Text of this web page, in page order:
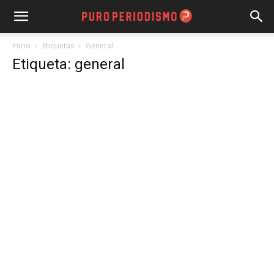
Inicio Etiquetas General
Etiqueta: general